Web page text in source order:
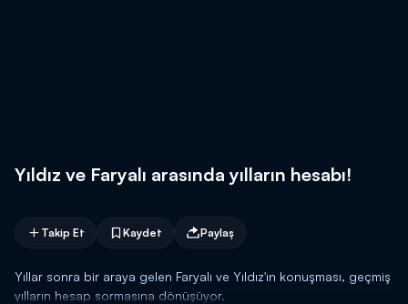
Yıldız ve Faryalı arasında yılların hesabı!
Takip Et Kaydet Paylaş
Yıllar sonra bir araya gelen Faryalı ve Yıldız'ın konuşması, geçmiş
yılların hesap sormasına dönüşüyor.